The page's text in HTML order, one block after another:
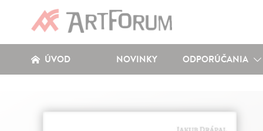
ÚVOD NOVINKY ODPORÚČANIA